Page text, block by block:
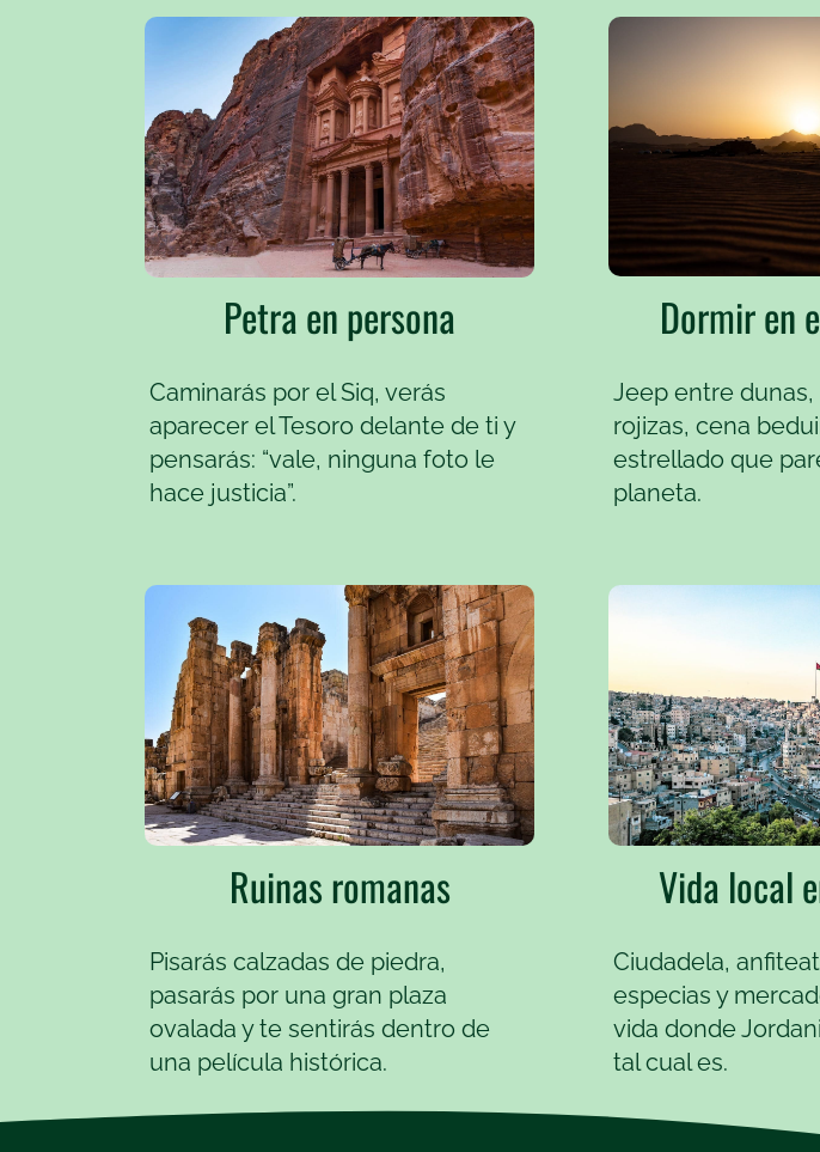
Petra en persona
Caminarás por el Siq, verás
aparecer el Tesoro delante de ti y
pensarás: “vale, ninguna foto le
hace justicia”.
Dormir en
Jeep entre
rojizas, cena
estrellado que
planeta.
Ruinas romanas
Pisarás calzadas de piedra,
pasarás por una gran plaza
ovalada y te sentirás dentro de
una película histórica.
Vida local
Ciudadela,
especias y
vida donde
tal cual es.